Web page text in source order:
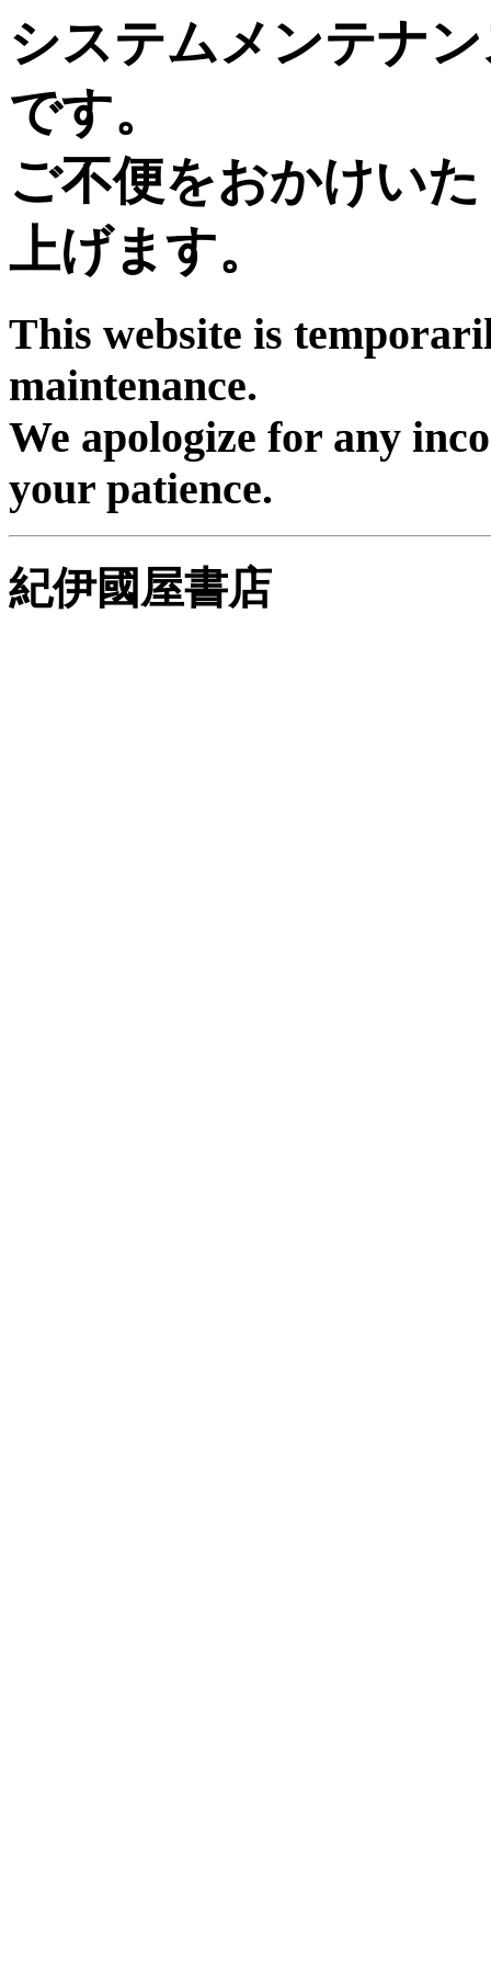
システムメンテナ
です。
ご不便をおかけい
上げます。
This website is
maintenance.
We apologize for any
your patience.
紀伊國屋書店